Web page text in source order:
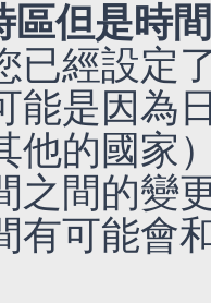
區但是時
已經設定
能是因為
他的國家
之間的變
有可能會